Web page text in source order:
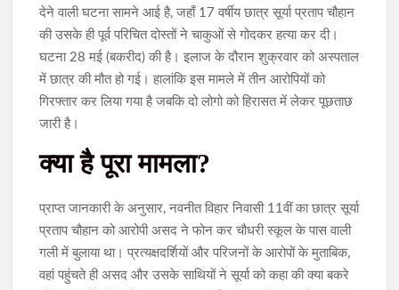
देने वाली घटना सामने आई है, जहाँ 17 वर्षीय छात्र सूर्या प्रताप चौहान
की उसके ही पूर्व परिचित दोस्तों ने चाकुओं से गोदकर हत्या कर दी।
घटना 28 मई (बकरीद) की है। इलाज के दौरान शुक्रवार को अस्पताल
में छात्र की मौत हो गई। हालांकि इस मामले में तीन आरोपियों को
गिरफ्तार कर लिया गया है जबकि दो लोगो को हिरासत में लेकर पूछताछ
जारी है।
​क्या है पूरा मामला?
​प्राप्त जानकारी के अनुसार, नवनीत विहार निवासी 11वीं का छात्र सूर्या
प्रताप चौहान को आरोपी असद ने फोन कर चौधरी स्कूल के पास वाली
गली में बुलाया था। प्रत्यक्षदर्शियों और परिजनों के आरोपों के मुताबिक,
वहां पहुंचते ही असद और उसके साथियों ने सूर्या को कहा की क्या बकरे